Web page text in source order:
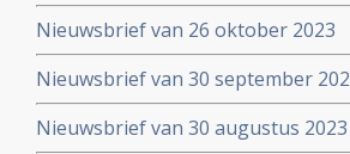
Nieuwsbrief van 26 oktober 2023
Nieuwsbrief van 30 september
Nieuwsbrief van 30 augustus 2023